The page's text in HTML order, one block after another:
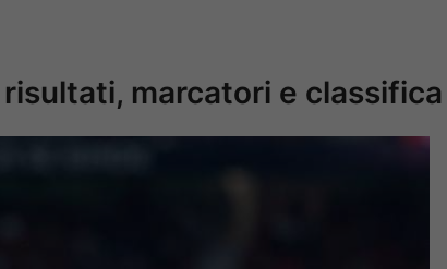
marcatori e classifica